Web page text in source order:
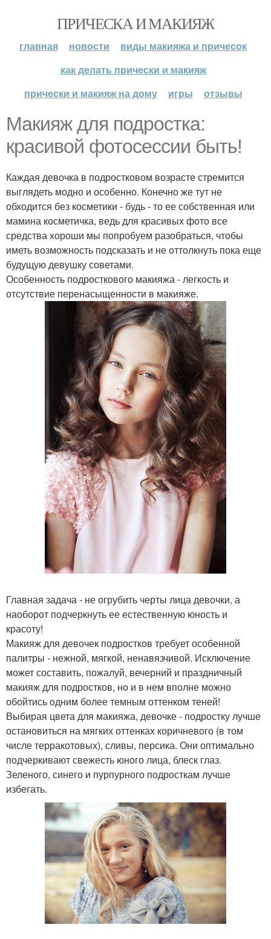
ПРИЧЕСКА И МАКИЯЖ
главная новости
виды макияжа и причесок
как делать прически и макияж
прически и макияж на дому
игры отзывы
Макияж для подростка:
красивой фотосессии быть!
Каждая девочка в подростковом возрасте стремится
выглядеть модно и особенно. Конечно же тут не
обходится без косметики - будь - то ее собственная или
мамина косметичка, ведь для красивых фото все
средства хороши мы попробуем разобраться, чтобы
иметь возможность подсказать и не оттолкнуть пока еще
будущую девушку советами.
Особенность подросткового макияжа - легкость и
отсутствие перенасыщенности в макияже.
Главная задача - не огрубить черты лица девочки, а
наоборот подчеркнуть ее естественную юность и
красоту!
Макияж для девочек подростков требует особенной
палитры - нежной, мягкой, ненавязчивой. Исключение
может составить, пожалуй, вечерний и праздничный
макияж для подростков, но и в нем вполне можно
обойтись одним более темным оттенком теней!
Выбирая цвета для макияжа, девочке - подростку лучше
остановиться на мягких оттенках коричневого (в том
числе терракотовых), сливы, персика. Они оптимально
подчеркивают свежесть юного лица, блеск глаз.
Зеленого, синего и пурпурного подросткам лучше
избегать.